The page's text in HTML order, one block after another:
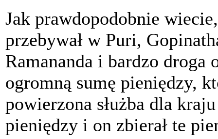
Jak prawdopodobnie
przebywał w Puri,
Ramananda i bardzo droga
ogromną sumę pieniędzy,
powierzona służba dla
pieniędzy i on zbierał te